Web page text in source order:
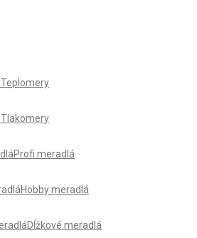
Teplomery
Tlakomery
Profi meradlá
Hobby meradlá
Dĺžkové meradlá